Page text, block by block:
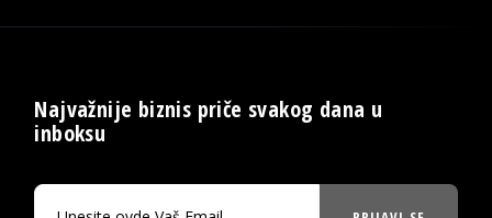
Najvažnije biznis priče svakog dana u
inboksu